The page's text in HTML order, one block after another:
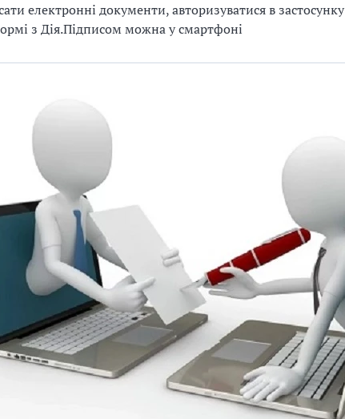
електронні документи, авторизуватися в
з Дія.Підписом можна у смартфоні